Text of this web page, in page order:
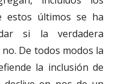
estos últimos se ha
si la verdadera
De todos modos la
la inclusión de